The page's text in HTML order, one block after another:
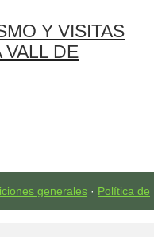
Y VISITAS
VALL DE
generales · Política de